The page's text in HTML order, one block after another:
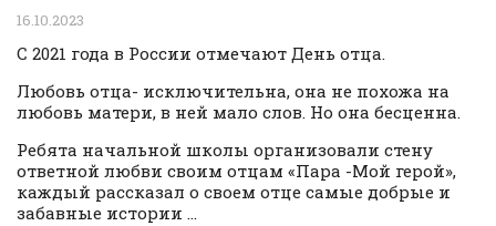
16.10.2023
С 2021 года в России отмечают День отца.
Любовь отца- исключительна, она не похожа на
любовь матери, в ней мало слов. Но она бесценна.
Ребята начальной школы организовали стену
ответной любви своим отцам «Пара -Мой герой»,
каждый рассказал о своем отце самые добрые и
забавные истории …